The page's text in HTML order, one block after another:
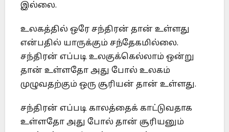
இல்லை.
உலகத்தில் ஒரே சந்திரன் தான் உள்ளது
என்பதில் யாருக்கும் சந்தேகமில்லை.
சந்திரன் எப்படி உலகுக்கெல்லாம் ஒன்று
தான் உள்ளதோ அது போல் உலகம்
முழுவதற்கும் ஒரு சூரியன் தான் உள்ளது.
சந்திரன் எப்படி காலத்தைக் காட்டுவதாக
உள்ளதோ அது போல் தான் சூரியனும்